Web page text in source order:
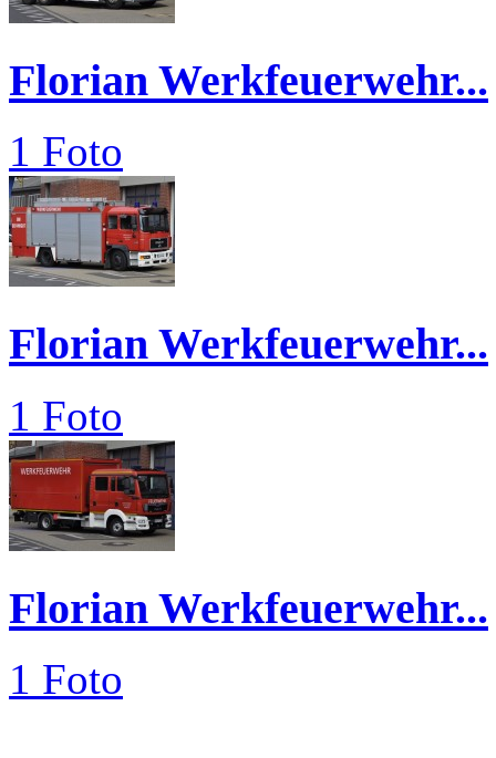
Florian Werkfeuerwehr...
1 Foto
Florian Werkfeuerwehr...
1 Foto
Florian Werkfeuerwehr...
1 Foto